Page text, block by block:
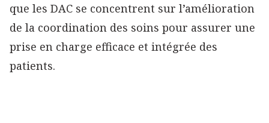
que les DAC se concentrent sur l’amélioration
de la coordination des soins pour assurer une
prise en charge efficace et intégrée des
patients.